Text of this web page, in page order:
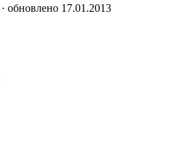
обновлено 17.01.2013